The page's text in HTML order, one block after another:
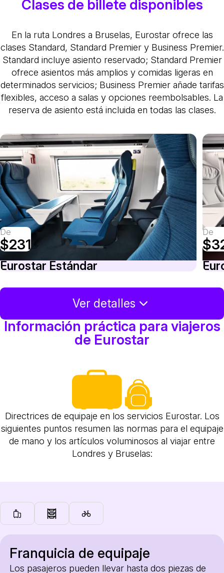
Clases de billete disponibles
En la ruta Londres a Bruselas, Eurostar ofrece las
clases Standard, Standard Premier y Business Premier.
Standard incluye asiento reservado; Standard Premier
ofrece asientos más amplios y comidas ligeras en
determinados servicios; Business Premier añade tarifas
flexibles, acceso a salas y opciones reembolsables. La
reserva de asiento está incluida en todas las clases.
De
$231
Eurostar Estándar
De
Ver detalles
Información práctica para viajeros
de Eurostar
Directrices de equipaje en los servicios Eurostar. Los
siguientes puntos resumen las normas para el equipaje
de mano y los artículos voluminosos al viajar entre
Londres y Bruselas:
Franquicia de equipaje
Los pasajeros pueden llevar hasta dos piezas de